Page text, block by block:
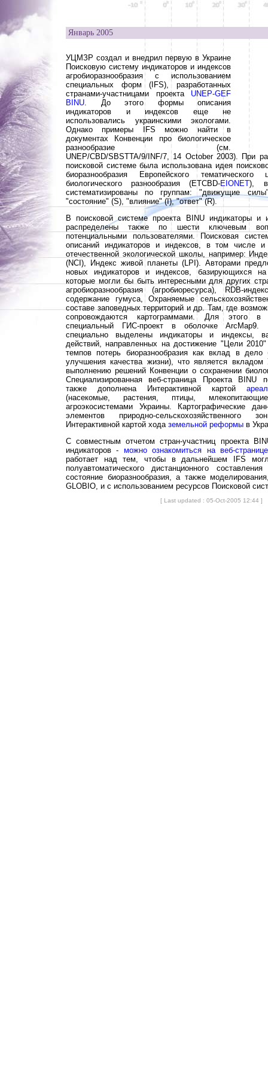
Январь 2005
УЦМЗР создал и внедрил первую в Украине
Поисковую систему индикаторов и индексов
агробиоразнообразия с использованием
специальных форм (IFS), разработанных
странами-участницами проекта UNEP-GEF
BINU. До этого формы описания
индикаторов и индексов еще не
использовались украинскими экологами.
Однако примеры IFS можно найти в
документах Конвенции про биологическое
разнообразие (см.
UNEP/CBD/SBSTTA/9/INF/7, 14 October 2003). При
поисковой системе была использована идея
биоразнообразия Европейского
биологического разнообразия (ETCBD-EIONET), в
систематизированы по группам: "движущие
"состояние" (S), "влияние" (I), "ответ" (R).
В поисковой системе проекта BINU индикаторы и
распределены также по шести ключевым
потенциальными пользователями. Поисковая
описаний индикаторов и индексов, в том числе
отечественной экологической школы, например:
(NCI), Индекс живой планеты (LPI). Авторами
новых индикаторов и индексов, базирующихся на
которые могли бы быть интересными для других
агробиоразнообразия (агробиоресурса), RDB-
содержание гумуса, Охраняемые
составе заповедных территорий и др. Там, где
сопровождаются картограммами. Для
специальный ГИС-проект в оболочке ArcMap9.
специально выделены индикаторы и индексы,
действий, направленных на достижение "Цели
темпов потерь биоразнообразия как вклад в
улучшения качества жизни), что является
выполнению решений Конвенции о сохранении
Специализированная веб-страница Проекта BINU
также дополнена Интерактивной картой
(насекомые, растения, птицы,
агроэкосистемами Украины. Картографические
элементов природно-сельскохозяйственного
Интерактивной картой хода земельной реформы в
С совместным отчетом стран-участниц проекта
индикаторов - можно ознакомиться на веб-
работает над тем, чтобы в дальнейшем IFS
полуавтоматического дистанционного
состояние биоразнообразия, а также
GLOBIO, и с использованием ресурсов Поисковой
[ Last updated : 05-Oct-2005 12:44 ]